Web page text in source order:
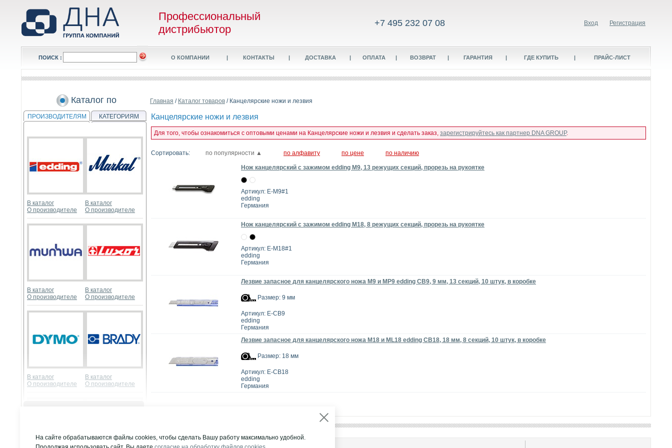
Профессиональный
дистрибьютор
+7 495 232 07 08 Вход Регистрация
ПОИСК : О КОМПАНИИ | КОНТАКТЫ | ДОСТАВКА | ОПЛАТА | ВОЗВРАТ | ГАРАНТИЯ | ГДЕ КУПИТЬ | ПРАЙС-ЛИСТ
Каталог по
ПРОИЗВОДИТЕЛЯМ КАТЕГОРИЯМ
В каталог
О производителе
В каталог
О производителе
В каталог
О производителе
В каталог
О производителе
В каталог
О производителе
В каталог
О производителе
Главная / Каталог товаров / Канцелярские ножи и лезвия
Канцелярские ножи и лезвия
Для того, чтобы ознакомиться с оптовыми ценами на Канцелярские ножи и лезвия и сделать заказ, зарегистрируйтесь как партнер DNA GROUP.
Сортировать: по популярности ▲ по алфавиту по цене по наличию
Нож канцелярский с зажимом edding M9, 13 режущих секций, прорезь на рукоятке
Артикул: E-M9#1
edding
Германия
Нож канцелярский с зажимом edding M18, 8 режущих секций, прорезь на рукоятке
Артикул: E-M18#1
edding
Германия
Лезвие запасное для канцелярского ножа M9 и MP9 edding CB9, 9 мм, 13 секций, 10 штук, в коробке
Размер: 9 мм
Артикул: E-CB9
edding
Германия
Лезвие запасное для канцелярского ножа M18 и ML18 edding CB18, 18 мм, 8 секций, 10 штук, в коробке
Размер: 18 мм
Артикул: E-CB18
edding
Германия
© Компания "ДНА ГРУПП"
На сайте обрабатываются файлы cookies, чтобы сделать Вашу работу максимально удобной.